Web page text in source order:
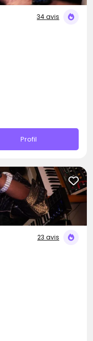
34 avis
Profil
23 avis